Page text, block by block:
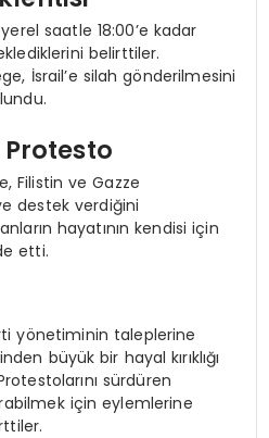
saatle 18:00’e kadar
belirttiler.
İsrail’e silah gönderilmesini
Filistin ve Gazze
destek verdiğini
hayatının kendisi için
etti.
yönetiminin taleplerine
büyük bir hayal kırıklığı
sürdüren
için eylemlerine